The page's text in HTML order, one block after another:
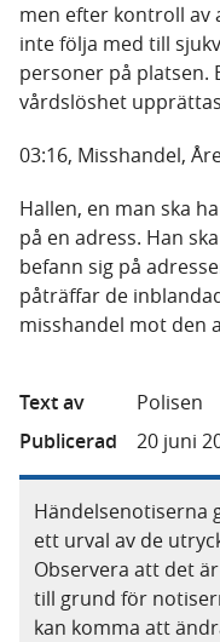
men efter kontroll av
inte följa med till
personer på platsen.
vårdslöshet
03:16, Misshandel,
Hallen, en man ska
på en adress. Han
befann sig på
påträffar de
misshandel mot den
Text av
Polisen
Publicerad
20 juni
Händelsenotiserna
ett urval av de
Observera att det
till grund för
kan komma att